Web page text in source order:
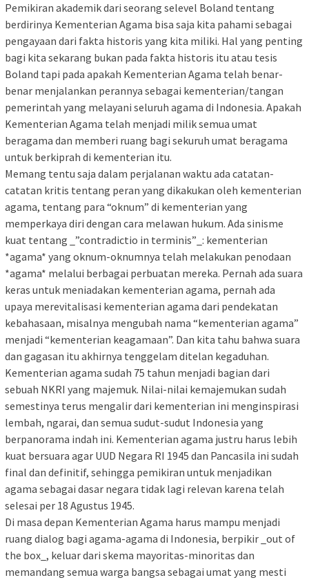
Pemikiran akademik dari seorang selevel Boland tentang
berdirinya Kementerian Agama bisa saja kita pahami sebagai
pengayaan dari fakta historis yang kita miliki. Hal yang penting
bagi kita sekarang bukan pada fakta historis itu atau tesis
Boland tapi pada apakah Kementerian Agama telah benar-
benar menjalankan perannya sebagai kementerian/tangan
pemerintah yang melayani seluruh agama di Indonesia. Apakah
Kementerian Agama telah menjadi milik semua umat
beragama dan memberi ruang bagi sekuruh umat beragama
untuk berkiprah di kementerian itu.
Memang tentu saja dalam perjalanan waktu ada catatan-
catatan kritis tentang peran yang dikakukan oleh kementerian
agama, tentang para “oknum” di kementerian yang
memperkaya diri dengan cara melawan hukum. Ada sinisme
kuat tentang _”contradictio in terminis”_: kementerian
*agama* yang oknum-oknumnya telah melakukan penodaan
*agama* melalui berbagai perbuatan mereka. Pernah ada suara
keras untuk meniadakan kementerian agama, pernah ada
upaya merevitalisasi kementerian agama dari pendekatan
kebahasaan, misalnya mengubah nama “kementerian agama”
menjadi “kementerian keagamaan”. Dan kita tahu bahwa suara
dan gagasan itu akhirnya tenggelam ditelan kegaduhan.
Kementerian agama sudah 75 tahun menjadi bagian dari
sebuah NKRI yang majemuk. Nilai-nilai kemajemukan sudah
semestinya terus mengalir dari kementerian ini menginspirasi
lembah, ngarai, dan semua sudut-sudut Indonesia yang
berpanorama indah ini. Kementerian agama justru harus lebih
kuat bersuara agar UUD Negara RI 1945 dan Pancasila ini sudah
final dan definitif, sehingga pemikiran untuk menjadikan
agama sebagai dasar negara tidak lagi relevan karena telah
selesai per 18 Agustus 1945.
Di masa depan Kementerian Agama harus mampu menjadi
ruang dialog bagi agama-agama di Indonesia, berpikir _out of
the box_, keluar dari skema mayoritas-minoritas dan
memandang semua warga bangsa sebagai umat yang mesti